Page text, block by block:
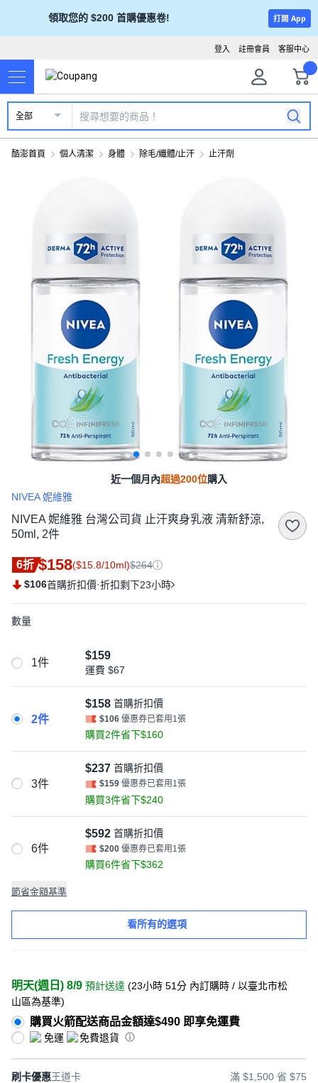
領取您的 $200 首購優惠卷! 打開 App
客服中心
註冊會員
登入
全部
酷澎首頁 個人清潔 身體 除毛/纖體/止汗 止汗劑
近一個月內超過200位購入
NIVEA 妮維雅
NIVEA 妮維雅 台灣公司貨 止汗爽身乳液 清新舒涼,
50ml, 2件
6折 $158($15.8/10ml)$264
$106首購折扣價·折扣剩下23小時
數量
1件
$159
運費 $67
2件
$158 首購折扣價
$106 優惠券已套用1張
購買2件省下$160
3件
$237 首購折扣價
$159 優惠券已套用1張
購買3件省下$240
6件
$592 首購折扣價
$200 優惠券已套用1張
購買6件省下$362
節省金額基準
看所有的選項
明天(週日) 8/9 預計送達 (23小時 51分 內訂購時 / 以臺北市松
山區為基準)
購買火箭配送商品金額達$490 即享免運費
免運 免費退貨
刷卡優惠王道卡
滿 $1,500 省 $75